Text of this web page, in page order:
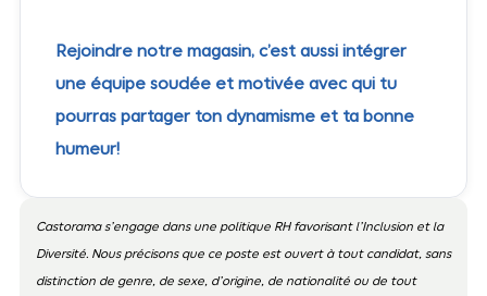
Rejoindre notre magasin, c’est aussi intégrer
une équipe soudée et motivée avec qui tu
pourras partager ton dynamisme et ta bonne
humeur!
Castorama s’engage dans une politique RH favorisant l’Inclusion et la
Diversité. Nous précisons que ce poste est ouvert à tout candidat, sans
distinction de genre, de sexe, d’origine, de nationalité ou de tout